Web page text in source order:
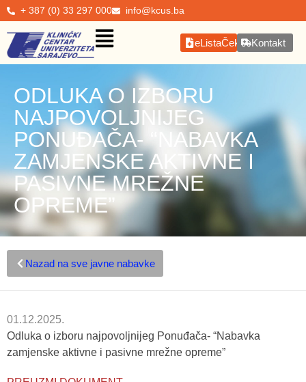
+ 387 (0) 33 297 000 info@kcus.ba
eListaČekanjaKontakt
ODLUKA O IZBORU
NAJPOVOLJNIJEG
PONUĐAČA- “NABAVKA
ZAMJENSKE AKTIVNE I
PASIVNE MREŽNE
OPREME”
Nazad na sve javne nabavke
01.12.2025.
Odluka o izboru najpovoljnijeg Ponuđača- “Nabavka
zamjenske aktivne i pasivne mrežne opreme”